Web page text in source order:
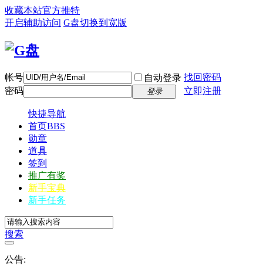
收藏本站官方推特
开启辅助访问 G盘切换到宽版
帐号 自动登录 找回密码
密码
登录 立即注册
快捷导航
首页BBS
勋章
道具
签到
推广有奖
新手宝典
新手任务
搜索
公告: